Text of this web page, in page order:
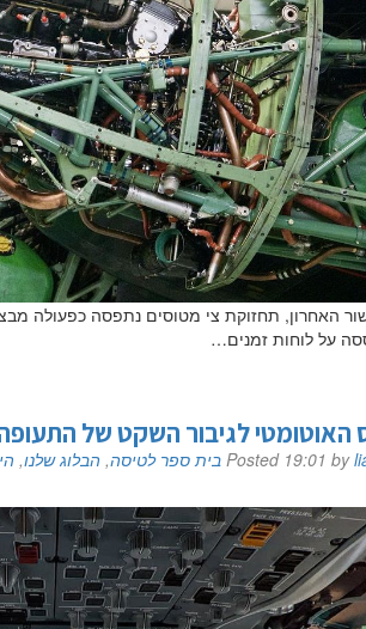
האחרון, תחזוקת צי מטוסים נתפסה כפעולה
על לוחות זמנים…
האוטומטי לגיבור השקט של
Posted 19:01 by בית ספר לטיסה, הבלוג שלנו,